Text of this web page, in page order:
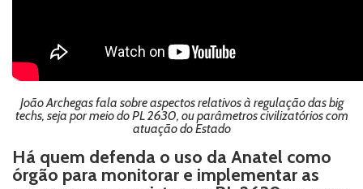
João Archegas fala sobre aspectos relativos à regulação das big
techs, seja por meio do PL 2630, ou parâmetros civilizatórios com
atuação do Estado
Há quem defenda o uso da Anatel como
órgão para monitorar e implementar as